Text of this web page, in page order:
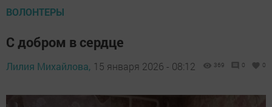
ВОЛОНТЕРЫ
С добром в сердце
Лилия Михайлова, 15 января 2026 - 08:12 369 0 0